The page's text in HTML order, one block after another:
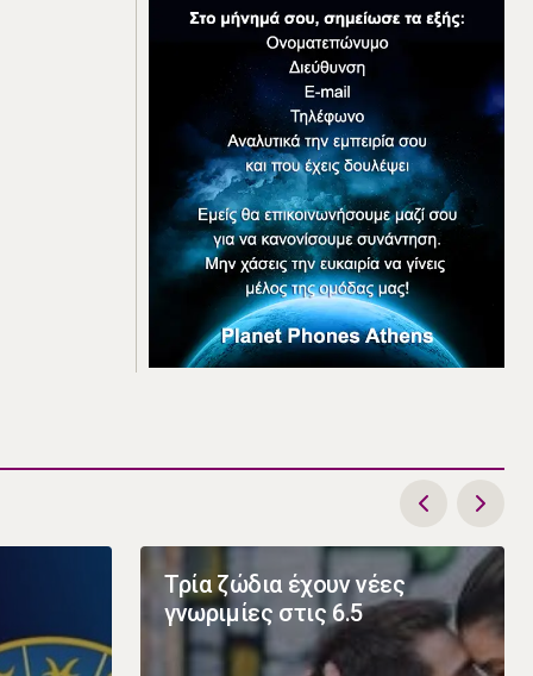
Τρία ζώδια έχουν νέες
γνωριμίες στις 6.5